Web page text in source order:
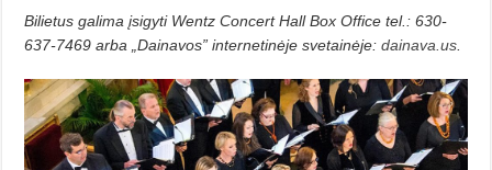
Bilietus galima įsigyti Wentz Concert Hall Box Office tel.: 630-
637-7469 arba „Dainavos” internetinėje svetainėje:dainava.us